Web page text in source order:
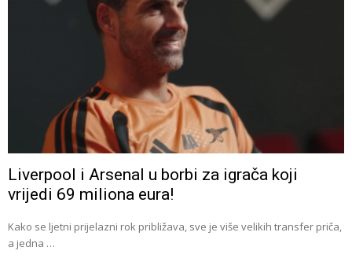
Liverpool i Arsenal u borbi za igrača koji
vrijedi 69 miliona eura!
Kako se ljetni prijelazni rok približava, sve je više velikih transfer priča,
a jedna …